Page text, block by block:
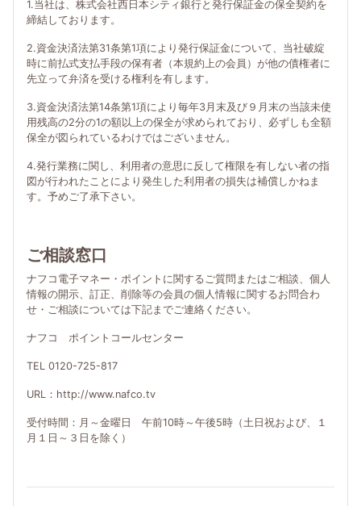
1.当社は、株式会社西日本シティ銀行と発行保証金の保全契約を
締結しております。
2.資金決済法第31条第1項により発行保証金について、当社破綻
時に前払式支払手段の保有者（本規約上の会員）が他の債権者に
先立って弁済を受ける権利を有します。
3.資金決済法第14条第1項により毎年3月末及び９月末の当該未使
用残高の2分の1の額以上の保全が求められており、必ずしも全額
保全が図られているわけではございません。
4.発行業務に関し、利用者の意思に反して権限を有しない者の指
図が行われたことにより発生した利用者の損失は補償しかねま
す。予めご了承下さい。
ご相談窓口
ナフコ電子マネー・ポイントに関するご質問またはご相談、個人
情報の開示、訂正、削除等の会員の個人情報に関するお問合わ
せ・ご相談については下記までご連絡ください。
ナフコ ポイントコールセンター
TEL 0120-725-817
URL：http://www.nafco.tv
受付時間：月～金曜日 午前10時～午後5時（土日祝および、１
月１日～３日を除く）